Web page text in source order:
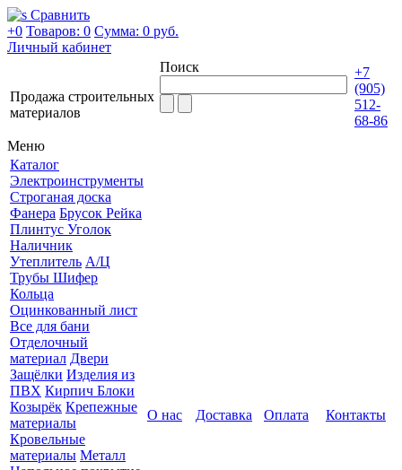
Сравнить
+0 Товаров: 0 Сумма: 0 руб.
Личный кабинет
Продажа строительных
материалов
Поиск
+7
(905)
512-
68-86
Меню
Каталог
Электроинструменты
Строганая доска
Фанера Брусок Рейка
Плинтус Уголок
Наличник
Утеплитель А/Ц
Трубы Шифер
Кольца
Оцинкованный лист
Все для бани
Отделочный
материал Двери
Защёлки Изделия из
ПВХ Кирпич Блоки
Козырёк Крепежные
материалы
Кровельные
материалы Металл
О нас Доставка Оплата Контакты